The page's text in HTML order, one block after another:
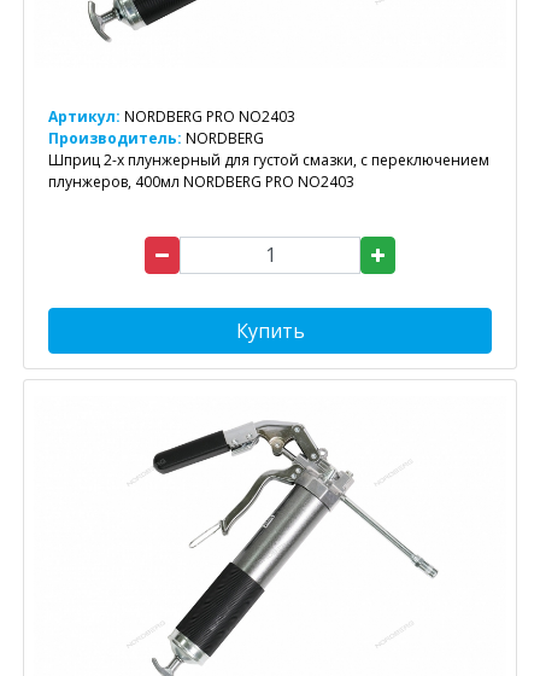
Артикул: NORDBERG PRO NO2403
Производитель: NORDBERG
Шприц 2-х плунжерный для густой смазки, с переключением
плунжеров, 400мл NORDBERG PRO NO2403
Купить